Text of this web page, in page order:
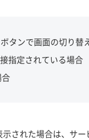
タンで画面の切り替
指定されている場合
された場合は、サ